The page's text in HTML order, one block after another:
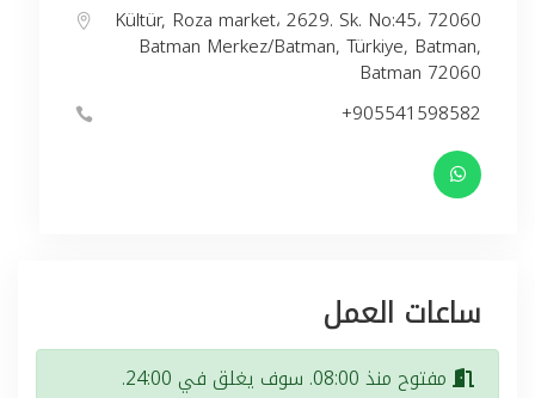
Kültür, Roza market، 2629. Sk. No:45، 72060
Batman Merkez/Batman, Türkiye, Batman,
Batman 72060
+905541598582
ساعات العمل
مفتوح منذ 08:00. سوف يغلق في 24:00.